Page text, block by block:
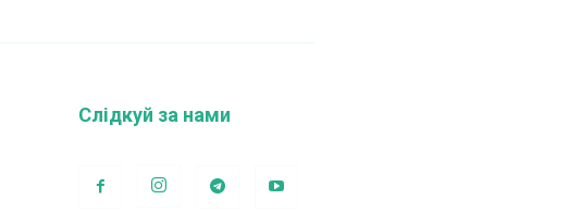
Слідкуй за нами